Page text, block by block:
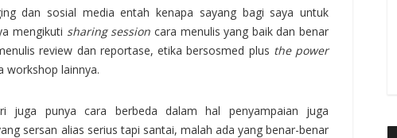
dan sosial media entah kenapa sayang bagi saya untuk
mengikuti sharing session cara menulis yang baik dan benar
review dan reportase, etika bersosmed plus the power
workshop lainnya.
juga punya cara berbeda dalam hal penyampaian juga
sersan alias serius tapi santai, malah ada yang benar-benar